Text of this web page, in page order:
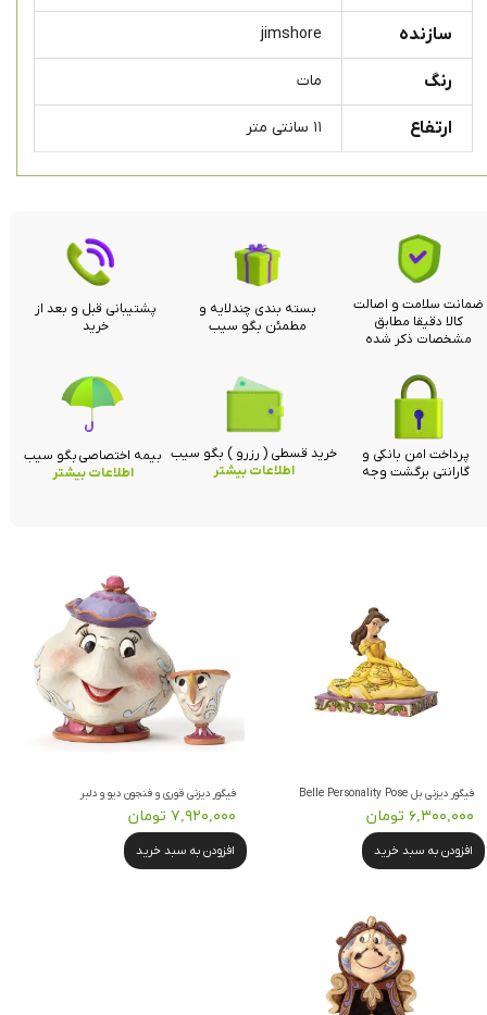
سازنده jimshore
رنگ مات
ارتفاع ۱۱ سانتی متر
فیگور دیزنی بل Belle Personality Pose
۶,۳۰۰,۰۰۰ تومان
افزودن به سبد خرید
فیگور دیزنی قوری و فنجون دیو و دلبر
۷,۹۲۰,۰۰۰ تومان
افزودن به سبد خرید
ضمانت سلامت و اصالت
کالا دقیقا مطابق
مشخصات ذکر شده
بسته بندی چندلایه و
مطمئن بگو سیب
پشتیبانی قبل و بعد از
خرید
خرید قسطی ( رزرو ) بگو سیب
اطلاعات بیشتر
پرداخت امن بانکی و
گارانتی برگشت وجه
بیمه اختصاصی بگو سیب
اطلاعات بیشتر